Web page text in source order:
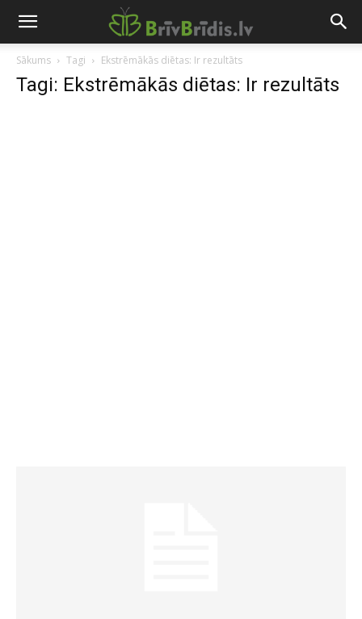
Sākums Tagi Ekstrēmākās diētas: Ir rezultāts
Tagi: Ekstrēmākās diētas: Ir rezultāts